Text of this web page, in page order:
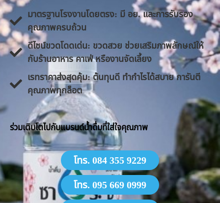
มาตรฐานโรงงานโดยตรง: มี อย. และการรับรอง
คุณภาพครบถ้วน
ดีไซน์ขวดโดดเด่น: ขวดสวย ช่วยเสริมภาพลักษณ์ให้
กับร้านอาหาร คาเฟ่ หรืองานจัดเลี้ยง
​เรทราคาส่งสุดคุ้ม: ต้นทุนดี ทำกำไรได้สบาย การันตี
คุณภาพทุกล็อต
​ร่วมเติบโตไปกับแบรนด์น้ำดื่มที่ใส่ใจคุณภาพ
โทร. 084 355 9229
โทร. 095 669 0999